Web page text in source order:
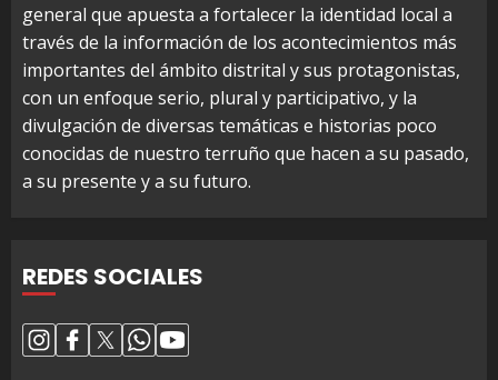
general que apuesta a fortalecer la identidad local a
través de la información de los acontecimientos más
importantes del ámbito distrital y sus protagonistas,
con un enfoque serio, plural y participativo, y la
divulgación de diversas temáticas e historias poco
conocidas de nuestro terruño que hacen a su pasado,
a su presente y a su futuro.
REDES SOCIALES